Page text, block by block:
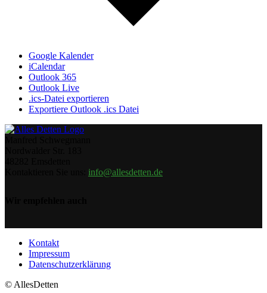
Google Kalender
iCalendar
Outlook 365
Outlook Live
.ics-Datei exportieren
Exportiere Outlook .ics Datei
info@allesdetten.de
Kontakt
Impressum
Datenschutzerklärung
© AllesDetten